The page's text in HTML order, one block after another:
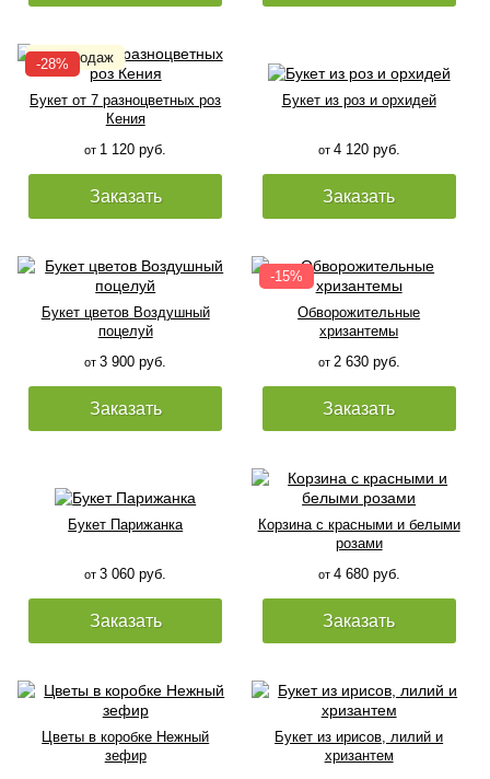
Букет от 7 разноцветных роз
Кения
от 1 120 руб.
Заказать
Букет из роз и орхидей
от 4 120 руб.
Заказать
Букет цветов Воздушный
поцелуй
от3 900 руб.
Заказать
Обворожительные
хризантемы
от 2 630 руб.
Заказать
Букет Парижанка
от3 060 руб.
Заказать
Корзина с красными и белыми
розами
от 4 680 руб.
Заказать
Цветы в коробке Нежный
зефир
Букет из ирисов, лилий и
хризантем